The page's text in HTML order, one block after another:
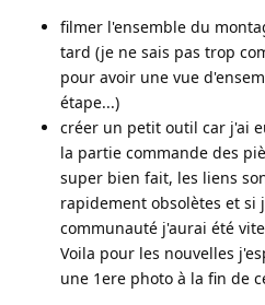
filmer l'ensemble du
tard (je ne sais pas trop
pour avoir une vue
étape...)
créer un petit outil car j'ai
la partie commande des
super bien fait, les liens
rapidement obsolètes et si
communauté j'aurai été
Voila pour les nouvelles
une 1ere photo à la fin de